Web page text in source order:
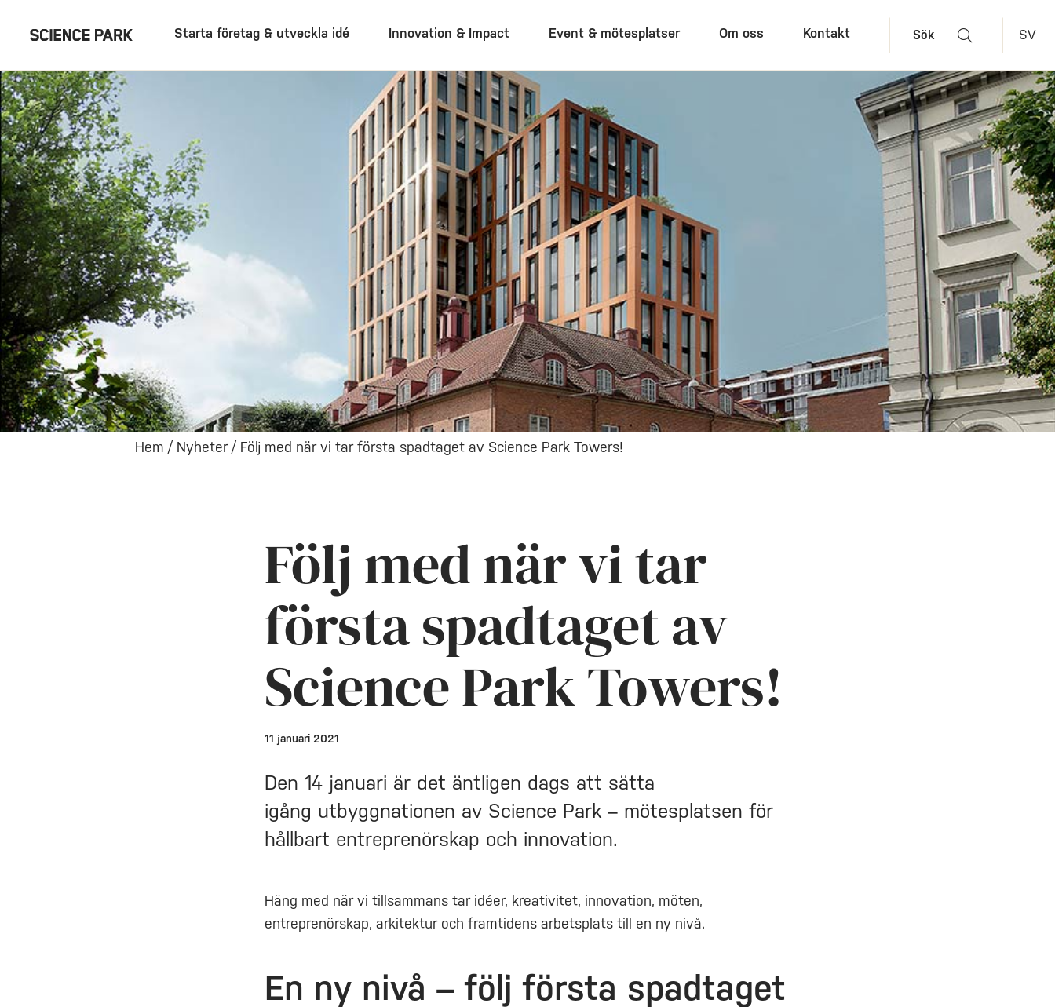
Starta företag & utveckla idé Innovation & Impact Event & mötesplatser Om oss Kontakt Sök SV
Hem / Nyheter/ Följ med när vi tar första spadtaget av Science Park Towers!
Följ med när vi tar
första spadtaget av
Science Park Towers!
11 januari 2021
Den 14 januari är det äntligen dags att sätta
igång utbyggnationen av Science Park – mötesplatsen för
hållbart entreprenörskap och innovation.
Häng med när vi tillsammans tar idéer, kreativitet, innovation, möten,
entreprenörskap, arkitektur och framtidens arbetsplats till en ny nivå.
En ny nivå – följ första spadtaget